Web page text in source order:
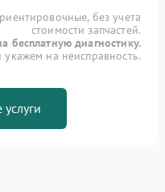
без учета
стоимости запчастей.
бесплатную диагностику.
на неисправность.
услуги